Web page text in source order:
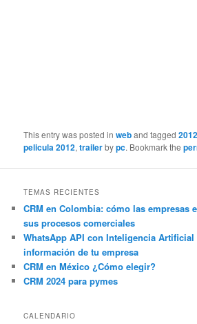
This entry was posted inweband tagged2012
pelicula 2012,trailerbypc. Bookmark the
TEMAS RECIENTES
CRM en Colombia: cómo las empresas
sus procesos comerciales
WhatsApp API con Inteligencia Artificial
información de tu empresa
CRM en México ¿Cómo elegir?
CRM 2024 para pymes
CALENDARIO